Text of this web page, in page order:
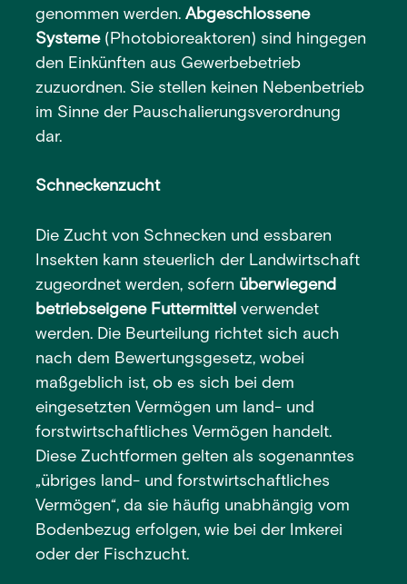
genommen werden.Abgeschlossene
Systeme(Photobioreaktoren) sind hingegen
den Einkünften aus Gewerbebetrieb
zuzuordnen. Sie stellen keinen Nebenbetrieb
im Sinne der Pauschalierungsverordnung
dar.
Schneckenzucht
Die Zucht von Schnecken und essbaren
Insekten kann steuerlich der Landwirtschaft
zugeordnet werden, sofern überwiegend
betriebseigene Futtermittel verwendet
werden. Die Beurteilung richtet sich auch
nach dem Bewertungsgesetz, wobei
maßgeblich ist, ob es sich bei dem
eingesetzten Vermögen um land- und
forstwirtschaftliches Vermögen handelt.
Diese Zuchtformen gelten als sogenanntes
„übriges land- und forstwirtschaftliches
Vermögen“, da sie häufig unabhängig vom
Bodenbezug erfolgen, wie bei der Imkerei
oder der Fischzucht.